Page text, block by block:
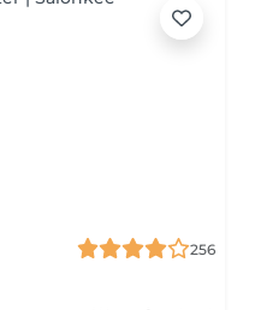
256